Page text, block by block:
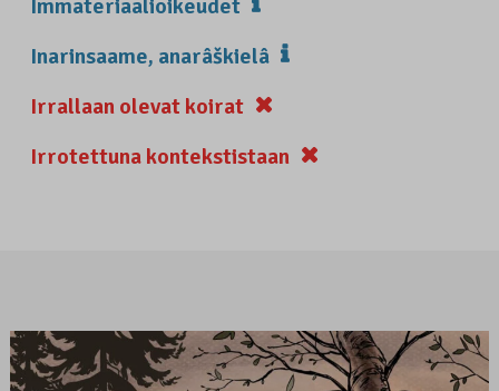
Immateriaalioikeudet
Inarinsaame, anarâškielâ
Irrallaan olevat koirat
Irrotettuna kontekstistaan